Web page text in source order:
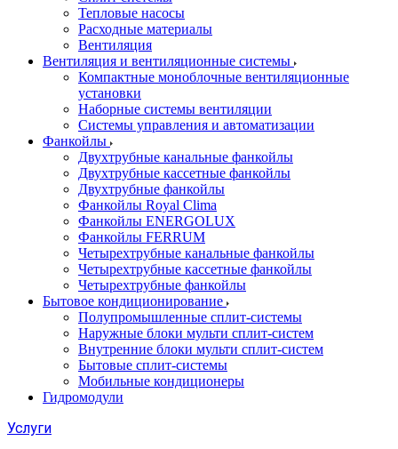
Тепловые насосы
Расходные материалы
Вентиляция
Вентиляция и вентиляционные системы
Компактные моноблочные вентиляционные
установки
Наборные системы вентиляции
Системы управления и автоматизации
Фанкойлы
Двухтрубные канальные фанкойлы
Двухтрубные кассетные фанкойлы
Двухтрубные фанкойлы
Фанкойлы Royal Clima
Фанкойлы ENERGOLUX
Фанкойлы FERRUM
Четырехтрубные канальные фанкойлы
Четырехтрубные кассетные фанкойлы
Четырехтрубные фанкойлы
Бытовое кондиционирование
Полупромышленные сплит-системы
Наружные блоки мульти сплит-систем
Внутренние блоки мульти сплит-систем
Бытовые сплит-системы
Мобильные кондиционеры
Гидромодули
Услуги